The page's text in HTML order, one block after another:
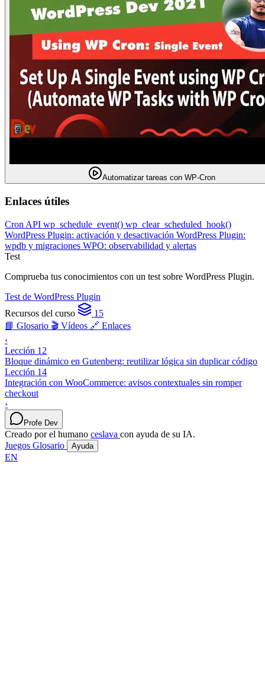
Automatizar tareas con WP-Cron
Enlaces útiles
Cron API wp_schedule_event() wp_clear_scheduled_hook()
WordPress Plugin: activación y desactivación WordPress Plugin:
wpdb y migraciones WPO: observabilidad y alertas
Test
Comprueba tus conocimientos con un test sobre WordPress Plugin.
Test de WordPress Plugin
Recursos del curso
15
📘 Glosario 🎬 Vídeos 🔗 Enlaces
‹
Lección 12
Bloque dinámico en Gutenberg: reutilizar lógica sin duplicar código
Lección 14
Integración con WooCommerce: avisos contextuales sin romper
checkout
›
Profe Dev
Creado por el humano ceslava con ayuda de su IA.
Juegos Glosario Ayuda
EN